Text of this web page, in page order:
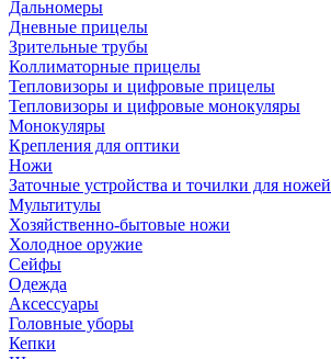
Дальномеры
Дневные прицелы
Зрительные трубы
Коллиматорные прицелы
Тепловизоры и цифровые прицелы
Тепловизоры и цифровые монокуляры
Монокуляры
Крепления для оптики
Ножи
Заточные устройства и точилки для ножей
Мультитулы
Хозяйственно-бытовые ножи
Холодное оружие
Сейфы
Одежда
Аксессуары
Головные уборы
Кепки